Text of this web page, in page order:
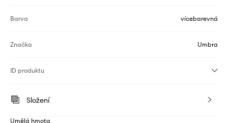
Barva vícebarevná
Značka Umbra
ID produktu
Složení
Umělá hmota